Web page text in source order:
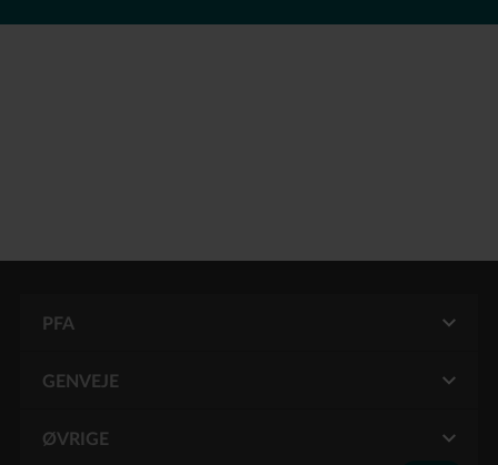
PFA
Mit PFA
Pension for funktionærer
GENVEJE
Kontakt PFA
ØVRIGE